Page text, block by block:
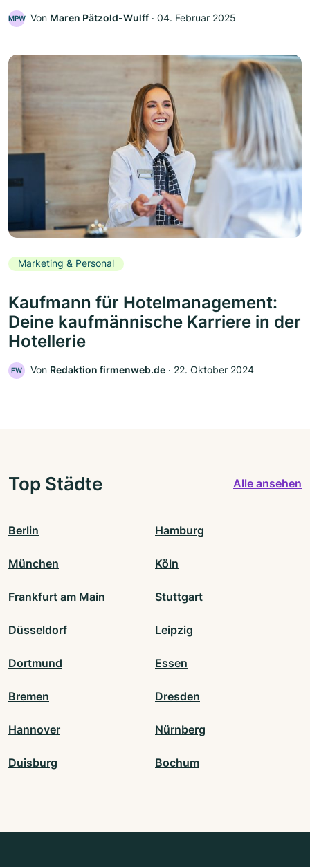
MPW Von Maren Pätzold-Wulff ‧ 04. Februar 2025
Marketing & Personal
Kaufmann für Hotelmanagement:
Deine kaufmännische Karriere in der
Hotellerie
FW Von Redaktion firmenweb.de ‧ 22. Oktober 2024
Top Städte Alle ansehen
Berlin Hamburg
München Köln
Frankfurt am Main Stuttgart
Düsseldorf Leipzig
Dortmund Essen
Bremen Dresden
Hannover Nürnberg
Duisburg Bochum